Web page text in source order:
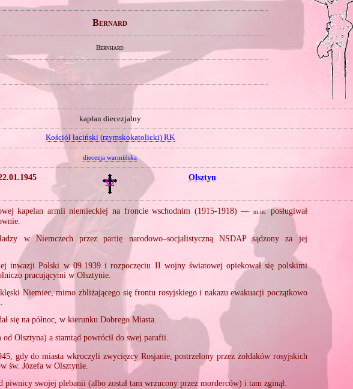
Bernard
Bernhard
kapłan diecezjalny
Kościół łaciński (rzymskokatolicki) RK
diecezja warmińska
Olsztyn
kapelan armii niemieckiej na froncie wschodnim (1915‐1918) —m.in. posługiwał
w Niemczech przez partię narodowo–socjalistyczną NSDAP sądzony za jej
inwazji Polski w 09.1939 i rozpoczęciu II wojny światowej opiekował się polskimi
pracującymi w Olsztynie.
Niemiec, mimo zbliżającego się frontu rosyjskiego i nakazu ewakuacji początkowo
się na północ, w kierunku Dobrego Miasta.
od Olsztyna) a stamtąd powrócił do swej parafii.
gdy do miasta wkroczyli zwycięzcy Rosjanie, postrzelony przez żołdaków rosyjskich
św. Józefa w Olsztynie.
piwnicy swojej plebanii (albo został tam wrzucony przez morderców) i tam zginął.